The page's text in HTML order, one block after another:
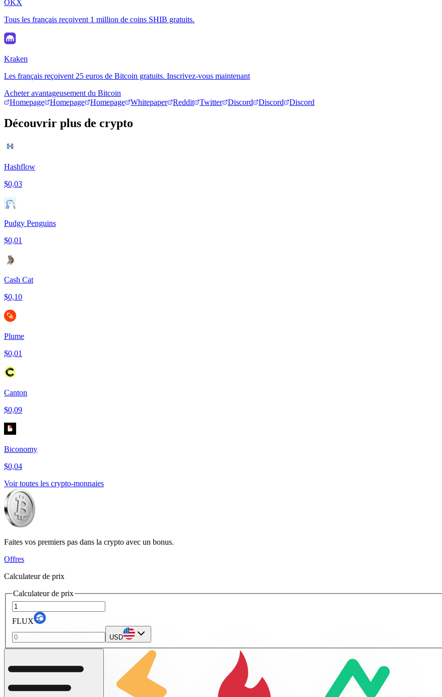
OKX
Tous les français reçoivent 1 million de coins SHIB gratuits.
Kraken
Les français reçoivent 25 euros de Bitcoin gratuits. Inscrivez-vous maintenant
Acheter avantageusement du Bitcoin
Homepage
Homepage Homepage Whitepaper Reddit Twitter Discord Discord Discord
Découvrir plus de crypto
Hashflow
$0,03
Pudgy Penguins
$0,01
Cash Cat
$0,10
Plume
$0,01
Canton
$0,09
Biconomy
$0,04
Voir toutes les crypto-monnaies
Faites vos premiers pas dans la crypto avec un bonus.
Offres
Calculateur de prix
Calculateur de prix
FLUX
USD